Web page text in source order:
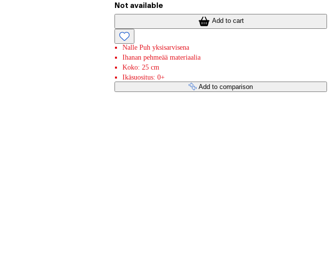
Not available
Add to cart
Nalle Puh yksisarvisena
Ihanan pehmeää materiaalia
Koko: 25 cm
Ikäsuositus: 0+
Add to comparison